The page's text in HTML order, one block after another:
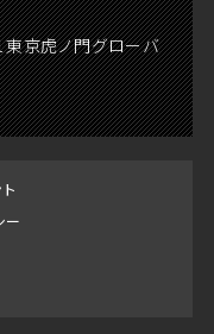
京虎ノ門グローバ
ー